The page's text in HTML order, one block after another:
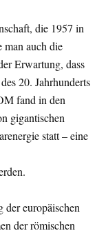
die 1957 in
man auch die
Erwartung, dass
20. Jahrhunderts
fand in den
gigantischen
statt – eine
der europäischen
der römischen